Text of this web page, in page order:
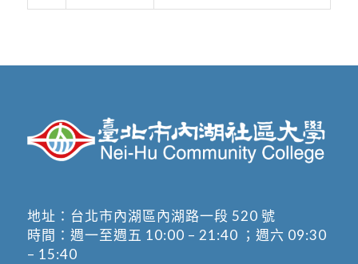
地址： 台北市內湖區內湖路一段 520 號
時間：週一至週五 10:00 – 21:40 ；週六 09:30
– 15:40